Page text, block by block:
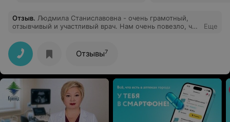
Отзыв. Людмила Станиславовна - очень грамотный,
отзывчивый и участливый врач. Нам очень повезло, что
поликлинике и мы можем обратиться со своими
проблемами и всегда получить качественную
консультацию и профессиональную помощь. Успехов
вам в труде, здоровья и счастья.
Еще
Отзывы7